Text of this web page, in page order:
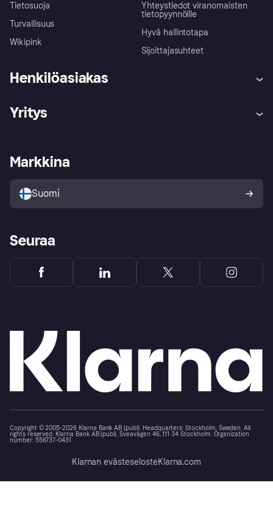
Tietosuoja
Turvallisuus
Wikipink
Yhteystiedot viranomaisten
tietopyynnöille
Hyvä hallintotapa
Sijoittajasuhteet
Henkilöasiakas
Ohje
Kirjaudu sisään
Tutustu kauppoihin
Ostajan turva
Yritys
Kirjaudu sisään yrityksenä
Markkina
Suomi
Seuraa
Copyright © 2005-2026 Klarna Bank AB (publ). Headquarters: Stockholm, Sweden. All
rights reserved. Klarna Bank AB (publ). Sveavägen 46, 111 34 Stockholm. Organization
number: 556737-0431
Klarnan evästeselosteKlarna.com